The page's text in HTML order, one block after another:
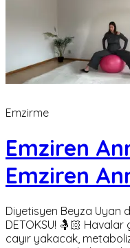
Emzirme
Emziren
Emziren
Diyetisyen Beyza Uyan
DETOKSU! 🤱🏻 Havalar
cayır yakacak,